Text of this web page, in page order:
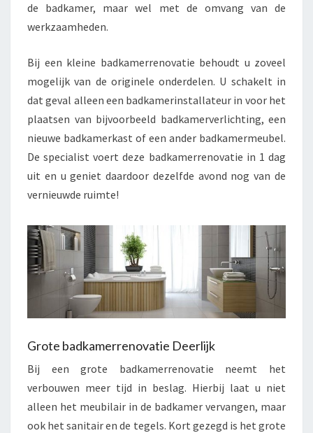
de badkamer, maar wel met de omvang van de
werkzaamheden.
Bij een kleine badkamerrenovatie behoudt u zoveel
mogelijk van de originele onderdelen. U schakelt in
dat geval alleen een badkamerinstallateur in voor het
plaatsen van bijvoorbeeld badkamerverlichting, een
nieuwe badkamerkast of een ander badkamermeubel.
De specialist voert deze badkamerrenovatie in 1 dag
uit en u geniet daardoor dezelfde avond nog van de
vernieuwde ruimte!
Grote badkamerrenovatie Deerlijk
Bij een grote badkamerrenovatie neemt het
verbouwen meer tijd in beslag. Hierbij laat u niet
alleen het meubilair in de badkamer vervangen, maar
ook het sanitair en de tegels. Kort gezegd is het grote